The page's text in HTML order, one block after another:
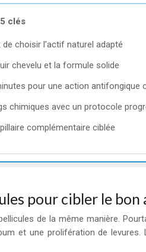
clés
choisir l’actif naturel adapté
chevelu et la formule solide
pour une action antifongique
chimiques avec un protocole
complémentaire ciblée
pour cibler le
de la même manière.
et une prolifération de